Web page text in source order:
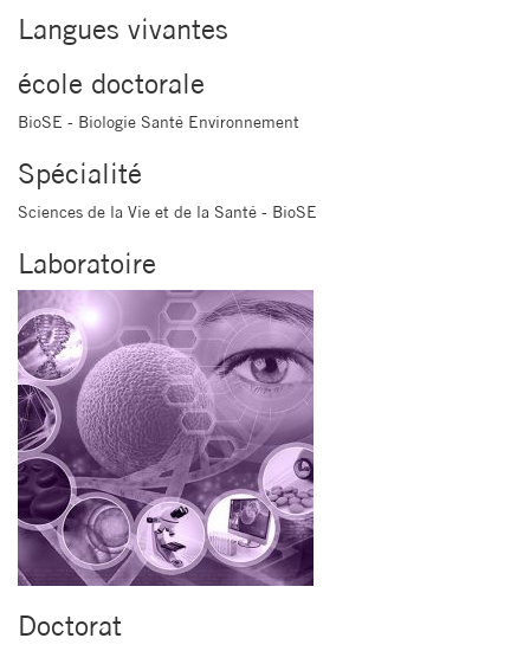
Langues vivantes
école doctorale
BioSE - Biologie Santé Environnement
Spécialité
Sciences de la Vie et de la Santé - BioSE
Laboratoire
Doctorat